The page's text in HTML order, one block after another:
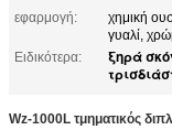
εφαρμογή:
χημική
γυαλί,
Ειδικότερα:
ξηρά
Wz-1000L τμηματικός